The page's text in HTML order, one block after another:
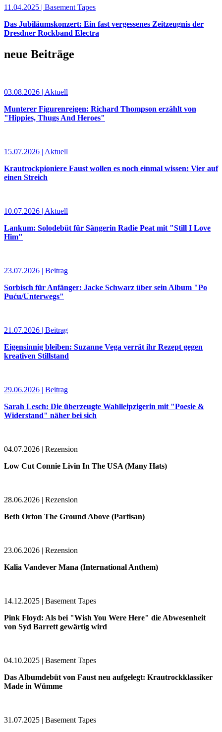
11.04.2025 | Basement Tapes
Das Jubiläumskonzert: Ein fast vergessenes Zeitzeugnis der
Dresdner Rockband Electra
neue Beiträge
03.08.2026 | Aktuell
Munterer Figurenreigen: Richard Thompson erzählt von
"Hippies, Thugs And Heroes"
15.07.2026 | Aktuell
Krautrockpioniere Faust wollen es noch einmal wissen: Vier auf
einen Streich
10.07.2026 | Aktuell
Lankum: Solodebüt für Sängerin Radie Peat mit "Still I Love
Him"
23.07.2026 | Beitrag
Sorbisch für Anfänger: Jacke Schwarz über sein Album "Po
Puću/Unterwegs"
21.07.2026 | Beitrag
Eigensinnig bleiben: Suzanne Vega verrät ihr Rezept gegen
kreativen Stillstand
29.06.2026 | Beitrag
Sarah Lesch: Die überzeugte Wahlleipzigerin mit "Poesie &
Widerstand" näher bei sich
04.07.2026 | Rezension
Low Cut Connie Livin In The USA (Many Hats)
28.06.2026 | Rezension
Beth Orton The Ground Above (Partisan)
23.06.2026 | Rezension
Kalia Vandever Mana (International Anthem)
14.12.2025 | Basement Tapes
Pink Floyd: Als bei "Wish You Were Here" die Abwesenheit
von Syd Barrett gewärtig wird
04.10.2025 | Basement Tapes
Das Albumdebüt von Faust neu aufgelegt: Krautrockklassiker
Made in Wümme
31.07.2025 | Basement Tapes